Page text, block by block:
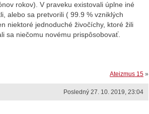
rokov). V praveku existovali úplne iné
alebo sa pretvorili ( 99.9 % vzniklých
niektoré jednoduché živočíchy, ktoré žili
sa niečomu novému prispôsobovať.
Ateizmus 15 »
Posledný 27. 10. 2019, 23:04